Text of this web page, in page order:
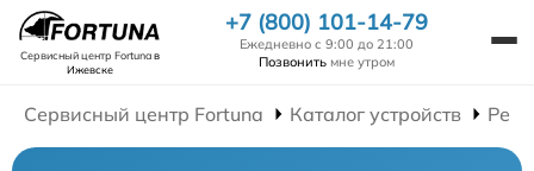
Сервисный центр Fortunaв
Ижевске
+7 (800) 101-14-79
Ежедневно с 9:00 до 21:00
Позвонить мне утром
Сервисный центр Fortuna Каталог устройств